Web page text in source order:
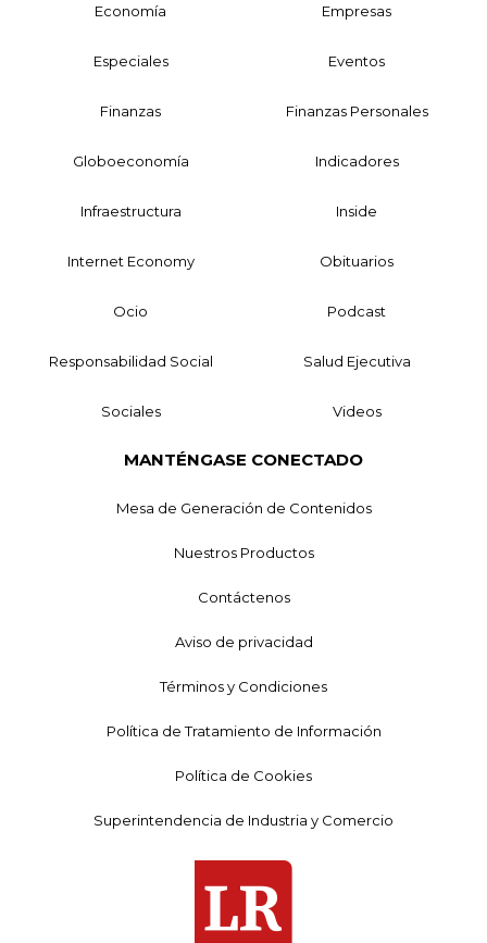
Economía Empresas
Especiales Eventos
Finanzas Finanzas Personales
Globoeconomía Indicadores
Infraestructura Inside
Internet Economy Obituarios
Ocio Podcast
Responsabilidad Social Salud Ejecutiva
Sociales Videos
MANTÉNGASE CONECTADO
Mesa de Generación de Contenidos
Nuestros Productos
Contáctenos
Aviso de privacidad
Términos y Condiciones
Política de Tratamiento de Información
Política de Cookies
Superintendencia de Industria y Comercio